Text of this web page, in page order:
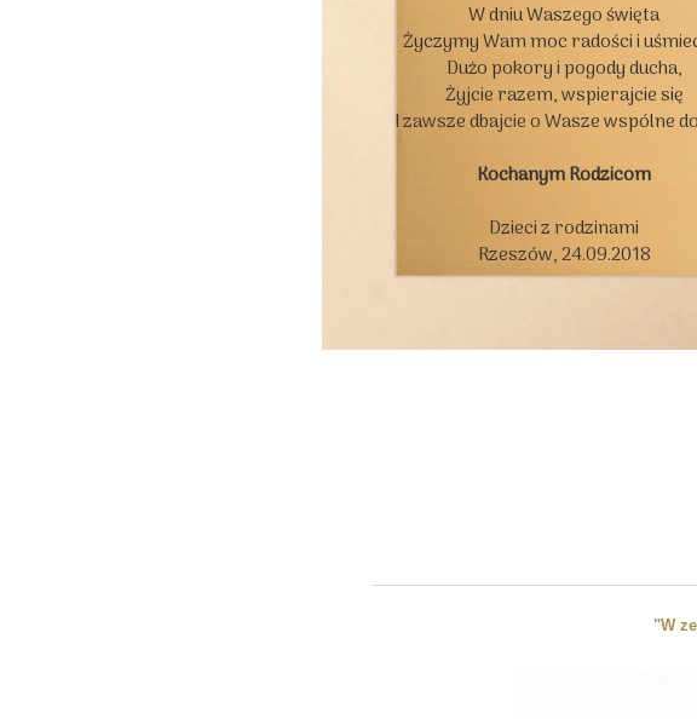
W dniu Waszego święta
Życzymy Wam moc radości i
Dużo pokory i pogody ducha,
Żyjcie razem, wspierajcie się
I zawsze dbajcie o Wasze wspólne
Kochanym Rodzicom
Dzieci z rodzinami
Rzeszów, 24.09.2018
"W